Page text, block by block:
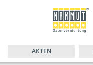
AKTEN